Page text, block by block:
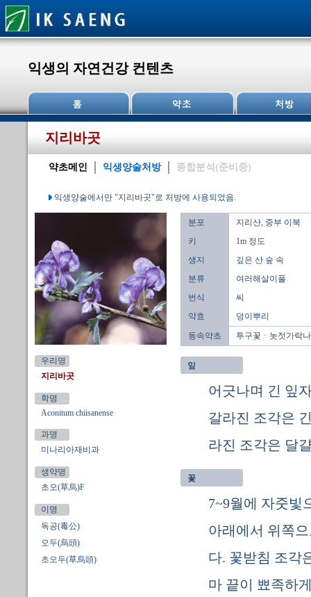
익생의 자연건강 컨텐츠
지리바곳
약초메인 익생양술처방 종합분석(준비중)
익생양술에서만 "지리바곳"로 처방에 사용되었음.
우리명
지리바곳
학명
Aconitum chiisanense
과명
미나리아재비과
생약명
초오(草烏)F
이명
독공(毒公)
오두(烏頭)
초오두(草烏頭)
분포
지리산, 중부 이북
키
1m 정도
생지
깊은 산 숲 속
분류
여러해살이풀
번식
씨
약효
덩이뿌리
동속약초
투구꽃ㆍ놋젓가락
잎
어긋나며 긴 잎
갈라진 조각은
라진 조각은 달
꽃
7~9월에 자줏빛
아래에서 위쪽
다. 꽃받침 조각
마 끝이 뾰족하